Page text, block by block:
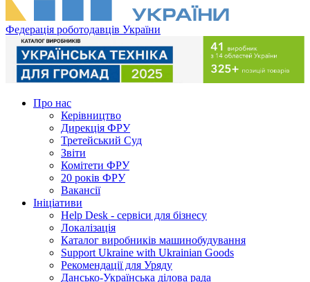
Федерація роботодавців України
Про нас
Керівництво
Дирекція ФРУ
Третейський Суд
Звіти
Комітети ФРУ
20 років ФРУ
Вакансії
Ініціативи
Help Desk - сервіси для бізнесу
Локалізація
Каталог виробників машинобудування
Support Ukraine with Ukrainian Goods
Рекомендації для Уряду
Дансько-Українська ділова рада